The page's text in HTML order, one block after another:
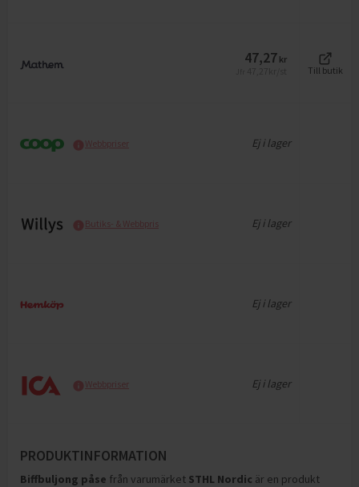
47,27 kr
Till butik
Webbpriser Ej i lager
Butiks- & Webbpris Ej i lager
Ej i lager
Webbpriser Ej i lager
PRODUKTINFORMATION
Biffbuljong påse från varumärket STHL Nordic är en produkt